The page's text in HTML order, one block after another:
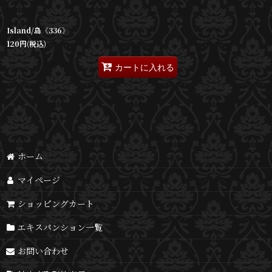
Island/島《336》
120円(税込)
カートに入れる
ホーム
マイページ
ショッピングカート
エキスパンション一覧
お問い合わせ